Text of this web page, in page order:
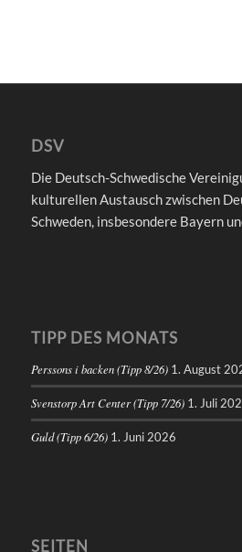
DSV
Die Deutsch-Schwedische
kulturellen Austausch zwischen
Schweden, insbesondere Bayern
TIPP DES MONATS
Perssons i backen (Tipp 8/26) 1. August
Svenstorp Art Center (Tipp 7/26) 1. Juli
Guld (Tipp 6/26) 1. Juni 2026
SEITEN